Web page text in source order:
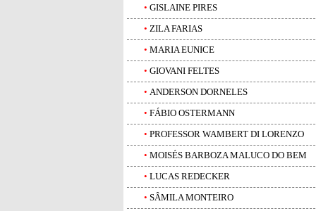
• GISLAINE PIRES
• ZILA FARIAS
• MARIA EUNICE
• GIOVANI FELTES
• ANDERSON DORNELES
• FÁBIO OSTERMANN
• PROFESSOR WAMBERT DI LORENZO
• MOISÉS BARBOZA MALUCO DO BEM
• LUCAS REDECKER
• SÂMILA MONTEIRO